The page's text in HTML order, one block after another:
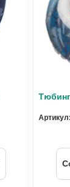
Артикул: